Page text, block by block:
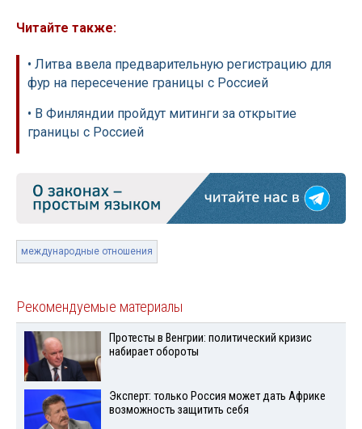
Читайте также:
• Литва ввела предварительную регистрацию для
фур на пересечение границы с Россией
• В Финляндии пройдут митинги за открытие
границы с Россией
международные отношения
Рекомендуемые материалы
Протесты в Венгрии: политический кризис
набирает обороты
Эксперт: только Россия может дать Африке
возможность защитить себя